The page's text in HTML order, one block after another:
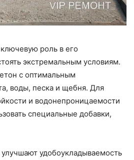
роль в его
экстремальным условиям.
с оптимальным
воды, песка и щебня. Для
и водонепроницаемости
специальные добавки,
удобоукладываемость